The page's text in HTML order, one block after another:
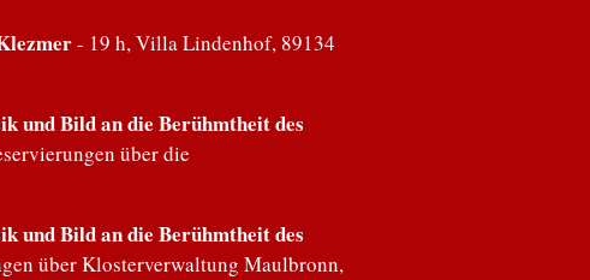
- 19 h, Villa Lindenhof, 89134
und Bild an die Berühmtheit des
über die
und Bild an die Berühmtheit des
über Klosterverwaltung Maulbronn,